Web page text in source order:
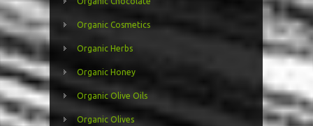
Organic Cosmetics
Organic Herbs
Organic Honey
Organic Olive Oils
Organic Olives